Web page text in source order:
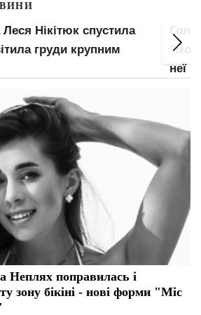
Нікітюк спустила
груди крупним
неї
Неплях поправилась і
зону бікіні - нові форми "Міс